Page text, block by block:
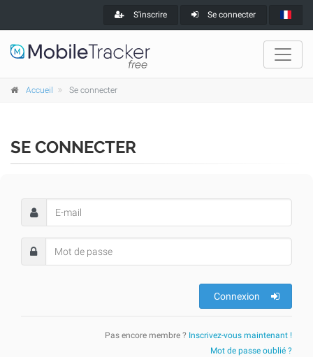
S'inscrire Se connecter
Accueil Se connecter
SE CONNECTER
Connexion
Pas encore membre ? Inscrivez-vous maintenant !
Mot de passe oublié ?